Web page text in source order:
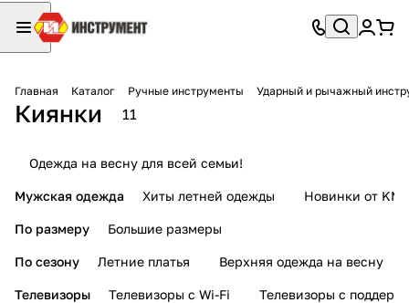
Главная Каталог Ручные инструменты Ударный и рычажный
Киянки 11
Одежда на весну для всей семьи!
Мужская одежда Хиты летней одежды Новинки от KMI
По размеру Большие размеры
По сезону Летние платья Верхняя одежда на весну
Телевизоры Телевизоры с Wi-Fi Телевизоры с